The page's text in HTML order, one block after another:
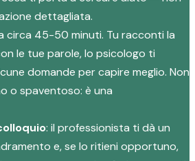
dettagliata.
circa 45-50 minuti. Tu racconti la
le tue parole, lo psicologo ti
domande per capire meglio. Non
o spaventoso: è una
: il professionista ti dà un
e, se lo ritieni opportuno,